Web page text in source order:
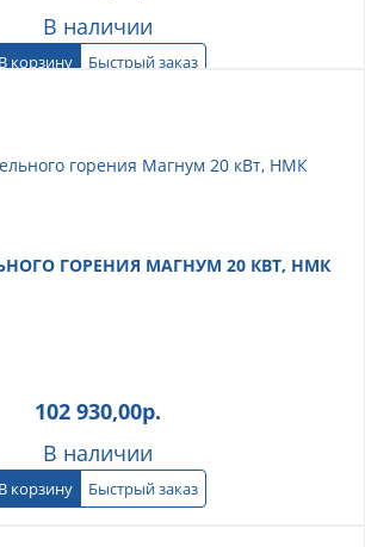
В наличии
В корзину Быстрый заказ
ГОРЕНИЯ МАГНУМ 20 КВТ, НМК
102 930,00р.
В наличии
В корзину Быстрый заказ